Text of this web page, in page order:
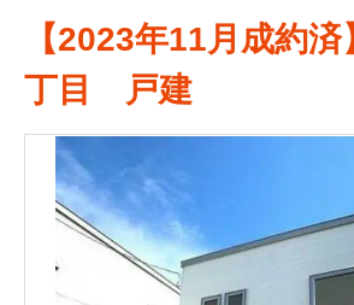
【2023年11月成約
丁目 戸建